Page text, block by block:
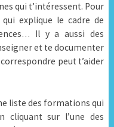
qui t’intéressent. Pour
explique le cadre de
Il y a aussi des
et te documenter
peut t’aider
liste des formations qui
cliquant sur l’une des